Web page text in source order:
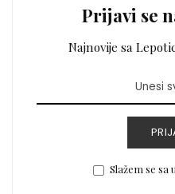
Prijavi se
Najnovije sa
Slažem se sa